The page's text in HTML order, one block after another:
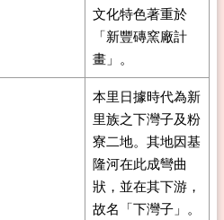
文化特色著重於
「新豐磚窯廠計
畫」。
本里日據時代為新
里族之下灣子及粉
寮二地。其地因基
隆河在此成彎曲
狀，並在其下游，
故名「下灣子」。